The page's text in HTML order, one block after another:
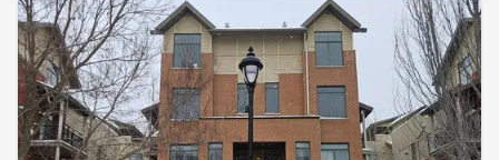
:Laissez-vous séduire par cette magnifique
propriété offran